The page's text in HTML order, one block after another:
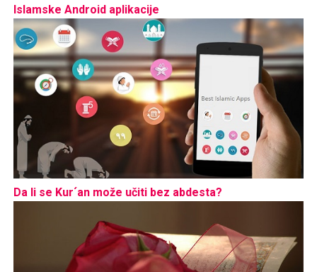
Islamske Android aplikacije
Da li se Kur´an može učiti bez abdesta?